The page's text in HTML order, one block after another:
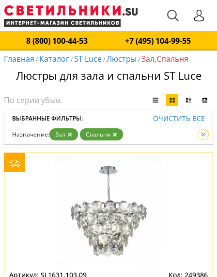
8 (800) 100-44-53
+7 (495) 104-99-55
Главная / Каталог/ST Luce/Люстры /Зал,Спальня
Люстры для зала и спальни ST Luce
ВЫБРАННЫЕ ФИЛЬТРЫ: ОЧИСТИТЬ ВСЕ
Назначение: Зал
Спальня
Производитель:
ST Luce Вид: Люстры
SL1631.103.09 249386